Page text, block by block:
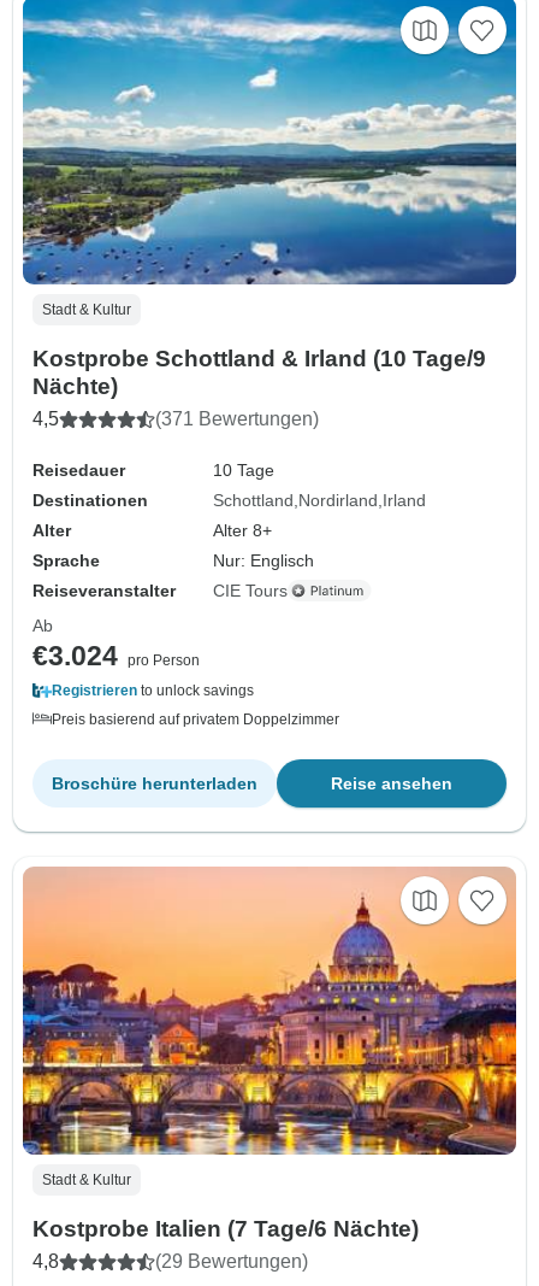
Stadt & Kultur
Kostprobe Schottland & Irland (10 Tage/9
Nächte)
4,5 (371 Bewertungen)
Reisedauer
10 Tage
Destinationen
Schottland Nordirland Irland
Alter
Alter 8+
Sprache
Nur: Englisch
Reiseveranstalter
CIE Tours
Ab
€3.024 pro Person
Registrieren to unlock savings
Preis basierend auf privatem Doppelzimmer
Reise ansehen
Broschüre herunterladen
Stadt & Kultur
Kostprobe Italien (7 Tage/6 Nächte)
4,8 (29 Bewertungen)